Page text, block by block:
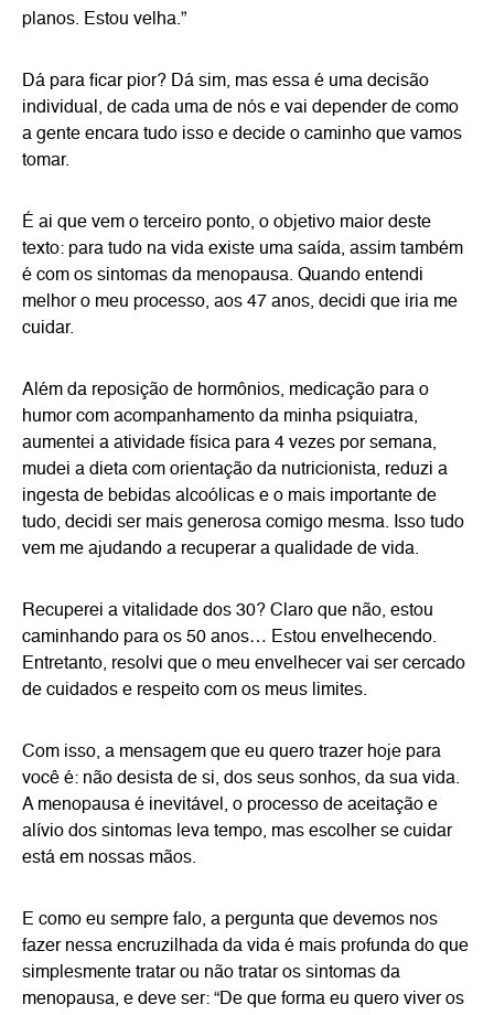
planos. Estou velha.”
Dá para ficar pior? Dá sim, mas essa é uma decisão
individual, de cada uma de nós e vai depender de como
a gente encara tudo isso e decide o caminho que vamos
tomar.
É ai que vem o terceiro ponto, o objetivo maior deste
texto: para tudo na vida existe uma saída, assim também
é com os sintomas da menopausa. Quando entendi
melhor o meu processo, aos 47 anos, decidi que iria me
cuidar.
Além da reposição de hormônios, medicação para o
humor com acompanhamento da minha psiquiatra,
aumentei a atividade física para 4 vezes por semana,
mudei a dieta com orientação da nutricionista, reduzi a
ingesta de bebidas alcoólicas e o mais importante de
tudo, decidi ser mais generosa comigo mesma. Isso tudo
vem me ajudando a recuperar a qualidade de vida.
Recuperei a vitalidade dos 30? Claro que não, estou
caminhando para os 50 anos… Estou envelhecendo.
Entretanto, resolvi que o meu envelhecer vai ser cercado
de cuidados e respeito com os meus limites.
Com isso, a mensagem que eu quero trazer hoje para
você é: não desista de si, dos seus sonhos, da sua vida.
A menopausa é inevitável, o processo de aceitação e
alívio dos sintomas leva tempo, mas escolher se cuidar
está em nossas mãos.
E como eu sempre falo, a pergunta que devemos nos
fazer nessa encruzilhada da vida é mais profunda do que
simplesmente tratar ou não tratar os sintomas da
menopausa, e deve ser: “De que forma eu quero viver os